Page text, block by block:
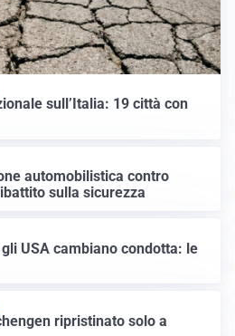
sull’Italia: 19 città con
automobilistica contro
sulla sicurezza
USA cambiano condotta: le
ripristinato solo a